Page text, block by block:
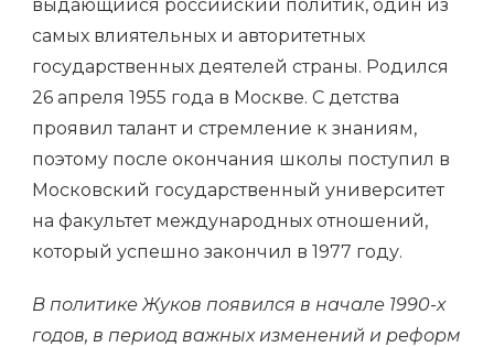
выдающийся российский политик, один из
самых влиятельных и авторитетных
государственных деятелей страны. Родился
26 апреля 1955 года в Москве. С детства
проявил талант и стремление к знаниям,
поэтому после окончания школы поступил в
Московский государственный университет
на факультет международных отношений,
который успешно закончил в 1977 году.
В политике Жуков появился в начале 1990-х
годов, в период важных изменений и реформ